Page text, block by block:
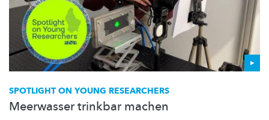
SPOTLIGHT ON YOUNG RESEARCHERS
Meerwasser trinkbar machen